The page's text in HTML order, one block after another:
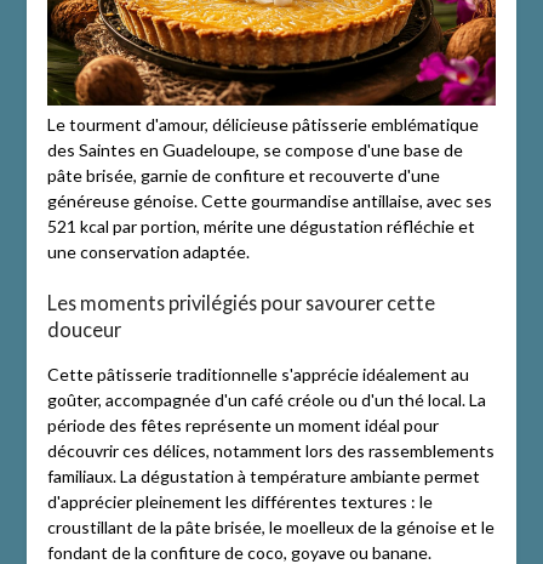
Le tourment d'amour, délicieuse pâtisserie emblématique
des Saintes en Guadeloupe, se compose d'une base de
pâte brisée, garnie de confiture et recouverte d'une
généreuse génoise. Cette gourmandise antillaise, avec ses
521 kcal par portion, mérite une dégustation réfléchie et
une conservation adaptée.
Les moments privilégiés pour savourer cette
douceur
Cette pâtisserie traditionnelle s'apprécie idéalement au
goûter, accompagnée d'un café créole ou d'un thé local. La
période des fêtes représente un moment idéal pour
découvrir ces délices, notamment lors des rassemblements
familiaux. La dégustation à température ambiante permet
d'apprécier pleinement les différentes textures : le
croustillant de la pâte brisée, le moelleux de la génoise et le
fondant de la confiture de coco, goyave ou banane.